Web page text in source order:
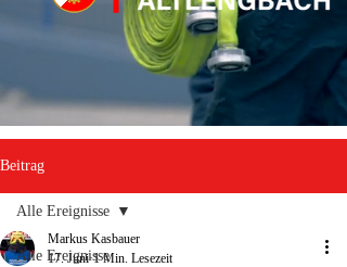
Beitrag
Alle Ereignisse
Alle Ereignisse
Markus Kasbauer
17. Juni 1 Min. Lesezeit